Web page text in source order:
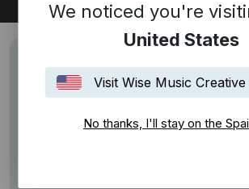
We noticed you're
United States
Visit Wise Music
No thanks, I'll stay on the